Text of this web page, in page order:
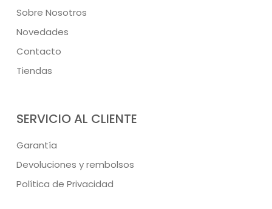
Sobre Nosotros
Novedades
Contacto
Tiendas
SERVICIO AL CLIENTE
Garantía
Devoluciones y rembolsos
Política de Privacidad